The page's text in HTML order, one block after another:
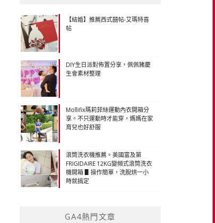
【結婚】推薦西式囍帖-艾瑪特喜
帖
DIY生日派對佈置分享，佩佩豬慶
生會素材整理
Mollifix瑪莉菲絲運動內衣開箱分
享。不只運動時才能穿，媽媽在家
育兒也好舒服
滾筒洗衣機推薦。美國富及第
FRIGIDAIRE 12KG變頻式滾筒洗衣
機開箱 ▋操作簡單，洗脫烘一小
時就搞定
GA4熱門文章